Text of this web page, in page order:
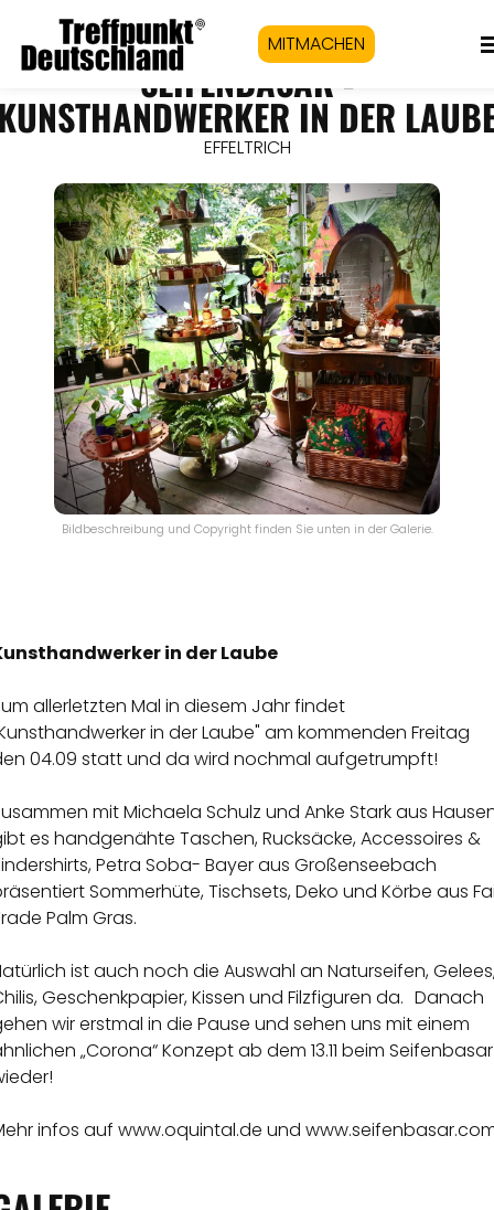
MITMACHEN
SEIFENBASAR -
IN DER
EFFELTRICH
Bildbeschreibung und Copyright finden Sie unten in der Galerie.
in der Laube
allerletzten Mal in diesem Jahr findet
in der Laube" am kommenden Freitag
04.09 statt und da wird nochmal aufgetrumpft!
mit Michaela Schulz und Anke Stark aus
es handgenähte Taschen, Rucksäcke, Accessoires &
Petra Soba- Bayer aus Großenseebach
Sommerhüte, Tischsets, Deko und Körbe aus
Palm Gras.
ist auch noch die Auswahl an Naturseifen,
Geschenkpapier, Kissen und Filzfiguren da. Danach
wir erstmal in die Pause und sehen uns mit einem
„Corona“ Konzept ab dem 13.11 beim Seifenbasar
infos auf www.oquintal.de und